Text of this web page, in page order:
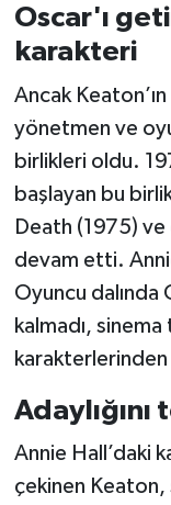
Oscar'ı
karakteri
Ancak
yönetmen ve
birlikleri oldu.
başlayan bu
Death (1975)
devam etti.
Oyuncu dalında
kalmadı, sinema
Adaylığını
Annie Hall’daki
çekinen Keaton,